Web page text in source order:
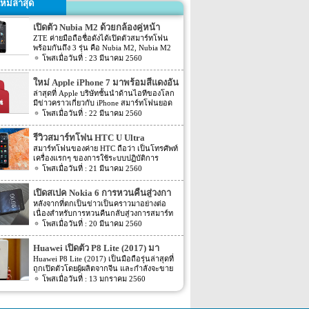
ม่ล่าสุด
เปิดตัว Nubia M2 ด้วยกล้องคู่หน้า
ZTE ค่ายมือถือชื่อดังได้เปิดตัวสมาร์ทโฟน
พร้อมกันถึง 3 รุ่น คือ Nubia M2, Nubia M2
Lite และ Nubia N2 ซึ่งแต่ละรุ่นก็มีความน่า
นี้เราจะมารีวิวให้ท่านได้รู้จักกับ Nubia M2
ที่มีจุดขายตรงกล้องหน้าที่มาเป็นคู่ นอกจาก
กล้องหน้าที่มาเป็นคู่แล้วยังมีส่วนอื่นๆ ที่น่า
สนใจอีก Nubia M2 ใช้กล้องหน้าแบบคู่ที่มี
ความละเอียดสูงถึง 13MP มีรูรับแสง f 2.2
กล้องหน้าสำหรับการเซลฟี่มีความละเอียด
16MP พร้อมกับรูรับแสง f/2.0 กล้องหน้า
สามารถจับภาพได้กว้างถึง 80 องศา นั้นจะ
ทำให้การถ่ายรูปเซลฟี่ได้กว้างมากยิ่งขึ้น
หน้าจอเป็นแบบ AMOLED มีความละเอียดสูง
ถึง 1080p ขนาด 5.5 นิ้ว ระบบประมวลผล
การทำงานจะเป็นชิปเซ็ต Snapdragon 625
เป็นชิปประมวลผลของ Qualcomm ใช้ RAM
4GB หน่วยความจำมีให้เลือกอยู่ 2 ขนาด คือ
[…]
23 มีนาคม 2560
ใหม่ Apple iPhone 7 มาพร้อมสีแดงอัน
ร้อนแรง
ล่าสุดที่ Apple บริษัทชั้นนำด้านไอทีของโลก
มีข่าวคราวเกี่ยวกับ iPhone สมาร์ทโฟนยอด
ฮิตในประเทศไทยและทั่วโลก และในช่วงที่
อาจจะพลาดโอกาสได้สัมผัสเทคโนโลยีอัน
ทันสมัยในคราวนั้น แต่ก็ถือว่า เป็นความโชค
ดีที่คุณกำลังจะได้สัมผัสกับ iPhone 7 ที่มา
พร้อมการออกแบบสีของบอดี้ด้วยสีแดงอัน
ร้อนแรง เร้าใจแบบสุดๆ ทำให้สาวกของ
Apple กระเป๋าสั่นกันเลยทีเดียว การออกแบบ
iPhone 7 สีแดง ได้แรงบันดาลใจมาจากการ
กุศลของ iGadget ซึ่งปกติแล้ว การปรับแต่ง
Apple จะให้บริษัทข้างนอกช่วยในการปรับ
แต่งให้ แต่บอดี้นี้สีนี้ Apple ลงแรงปรับแต่งเอง
สีแดงอันร้อนแรง Apple จะจับความร้อนแรง
ลงไปใน iPhone 7 และ iPhone 7 Plus ทาง
บริษัท Apple ได้กำหนดวันจำหน่ายในวันศุกร์
ที่ 24 มีนาคม 2560 ที่จะถึงนี้ เวลาในการเปิด
ขายเป็นเวลาช่วงเช้าประมาณ 8.01 น. (เป็น
เวลาในฝั่งประเทศแถบแปซิฟิก) การเปิดตัว
22 มีนาคม 2560
รีวิวสมาร์ทโฟน HTC U Ultra
สมาร์ทโฟนของค่าย HTC ถือว่า เป็นโทรศัพท์
เครื่องแรกๆ ของการใช้ระบบปฏิบัติการ
Android หลายคนน่าจะจำได้ ในช่วงนั้นมี
Bird ที่ฮิตกันทั่วบ้านทั่วเมือง สมาร์ทโฟนหนึ่ง
ในที่สามารถเล่นเกมส์ Angry Bird นี้ได้ ก็คือ
สมาร์ทโฟนจากค่าย HTC หลังจากนั้น HTC
ก็ได้มีการพัฒนาสมาร์ทโฟนขึ้นมาอีก
มากมาย ล่าสุดได้เตรียมปล่อยรุ่นใหม่ อย่าง
HTC U Ultra HTC U Ultra มาพร้อมกับหน้า
จอ Super LCD5 มีขนาด 5.7 นิ้ว หน้าจอเป็น
แบบ Gorilla Glass 5 ซึ่งเป็นหน้าจอใหม่ที่
สามารถป้องกันรอยขีดข่วนได้ ความละเอียด
ของภาพสูงถึง 1,040 X 2,560 พิกเซล
(513ppi) ใช้ชิปประมวลผล Snapdragon 820
ที่มีความเร็วให้เลือกถึง 2 แบบ คือ 2.15GHz
21 มีนาคม 2560
เปิดสเปค Nokia 6 การหวนคืนสู่วงกา
รสมาร์ทโฟน
หลังจากที่ตกเป็นข่าวเป็นคราวมาอย่างต่อ
เนื่องสำหรับการหวนคืนกลับสู่วงการสมาร์ท
โฟน อย่างสมาร์ทโฟนในแบรนด์ Nokia ครั้ง
เอาสมาร์ทโฟนรุ่นนี้ไปทดสอบในห้องปฏิบัติ
การ Nokia 6 เปิดตัวรุ่นแรกภายใต้ชื่อรุ่น TA-
1000 ซึ่งจะมีความน่าสนใจทั้งในเรื่องของ
ซอฟต์แวร์และวัสดุอุปกรณ์ที่นำมาผลิตต่างๆ
Nokia 6 ไม่ได้เป็นสมาร์ทโฟนระดับสูง แต่จะ
เป็นสมาร์ทโฟนราคากลางๆ ที่เตรียมตัวจะมา
20 มีนาคม 2560
Huawei เปิดตัว P8 Lite (2017) มา
พร้อมหน้าจอ 1080p ชิพเซ็ท Kirin
655
Huawei P8 Lite (2017) เป็นมือถือรุ่นล่าสุดที่
ถูกเปิดตัวโดยผู้ผลิตจากจีน และกำลังจะขาย
ในตลาดยุโรปบางประเทศในเร็วๆ นี้ แต่การ
แล้ว แม้กระทั่งตอนนี้ P9 Lite ถูกพัฒนาให้ดี
13 มกราคม 2560